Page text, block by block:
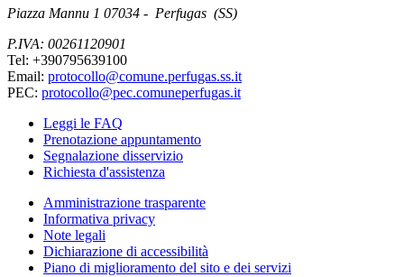
Piazza Mannu 1 07034 - Perfugas (SS)
P.IVA: 00261120901
Tel: +390795639100
Email: protocollo@comune.perfugas.ss.it
PEC: protocollo@pec.comuneperfugas.it
Leggi le FAQ
Prenotazione appuntamento
Segnalazione disservizio
Richiesta d'assistenza
Amministrazione trasparente
Informativa privacy
Note legali
Dichiarazione di accessibilità
Piano di miglioramento del sito e dei servizi